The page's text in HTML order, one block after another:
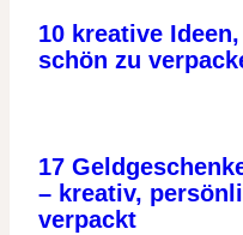
10 kreative
schön zu
17
– kreativ,
verpackt